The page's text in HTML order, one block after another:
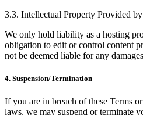
3.3. Intellectual Property Provided
We only hold liability as a hosting
obligation to edit or control content
not be deemed liable for any
4. Suspension/Termination
If you are in breach of these Terms
laws, we may suspend or terminate